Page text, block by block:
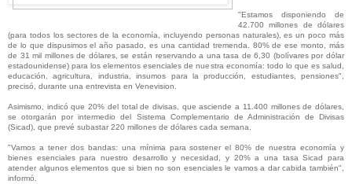
"Estamos disponiendo de
42.700 millones de dólares
(para todos los sectores de la economía, incluyendo personas naturales), es un poco más
de lo que dispusimos el año pasado, es una cantidad tremenda. 80% de ese monto, más
de 31 mil millones de dólares, se están reservando a una tasa de 6,30 (bolívares por dólar
estadounidense) para los elementos esenciales de nuestra economía: todo lo que es salud,
educación, agricultura, industria, insumos para la producción, estudiantes, pensiones",
precisó, durante una entrevista en Venevision.
Asimismo, indicó que 20% del total de divisas, que asciende a 11.400 millones de dólares,
se otorgarán por intermedio del Sistema Complementario de Administración de Divisas
(Sicad), que prevé subastar 220 millones de dólares cada semana.
"Vamos a tener dos bandas: una mínima para sostener el 80% de nuestra economía y
bienes esenciales para nuestro desarrollo y necesidad, y 20% a una tasa Sicad para
atender algunos elementos que si bien no son esenciales le vamos a dar cabida también",
informó.